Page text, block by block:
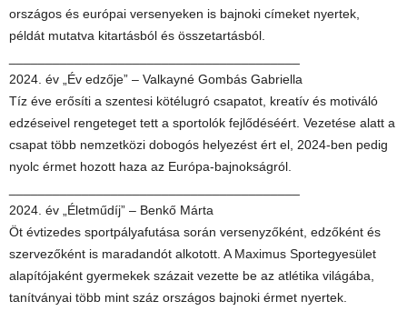
országos és európai versenyeken is bajnoki címeket nyertek,
példát mutatva kitartásból és összetartásból.
2024. év „Év edzője” – Valkayné Gombás Gabriella
Tíz éve erősíti a szentesi kötélugró csapatot, kreatív és motiváló
edzéseivel rengeteget tett a sportolók fejlődéséért. Vezetése alatt a
csapat több nemzetközi dobogós helyezést ért el, 2024-ben pedig
nyolc érmet hozott haza az Európa-bajnokságról.
2024. év „Életműdíj” – Benkő Márta
Öt évtizedes sportpályafutása során versenyzőként, edzőként és
szervezőként is maradandót alkotott. A Maximus Sportegyesület
alapítójaként gyermekek százait vezette be az atlétika világába,
tanítványai több mint száz országos bajnoki érmet nyertek.